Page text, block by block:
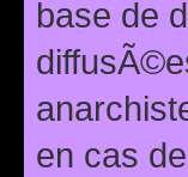
base de
en cas